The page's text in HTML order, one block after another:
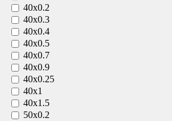
40х0.2
40х0.3
40х0.4
40х0.5
40х0.7
40х0.9
40х0.25
40х1
40х1.5
50х0.2